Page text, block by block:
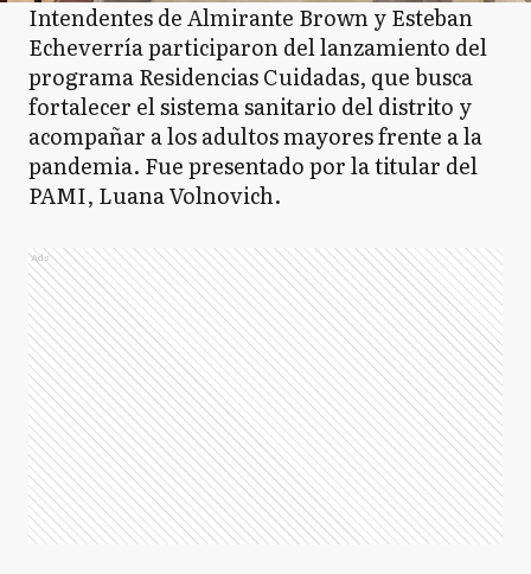
Intendentes de Almirante Brown y Esteban
Echeverría participaron del lanzamiento del
programa Residencias Cuidadas, que busca
fortalecer el sistema sanitario del distrito y
acompañar a los adultos mayores frente a la
pandemia. Fue presentado por la titular del
PAMI, Luana Volnovich.
Ads